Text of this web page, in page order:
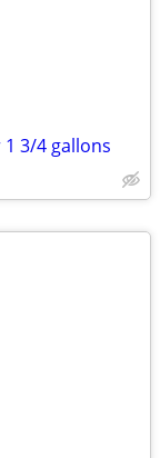
1 3/4 gallons